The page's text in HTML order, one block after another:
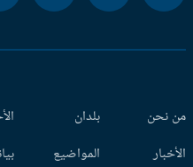
نحن
بلدان
المواضيع